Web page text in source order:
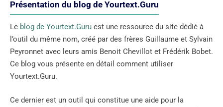
Présentation du blog de Yourtext.Guru
Le blog de Yourtext.Guru est une ressource du site dédié à
l’outil du même nom, créé par des frères Guillaume et Sylvain
Peyronnet avec leurs amis Benoit Chevillot et Frédérik Bobet.
Ce blog vous présente en détail comment utiliser
Yourtext.Guru.
Ce dernier est un outil qui constitue une aide pour la